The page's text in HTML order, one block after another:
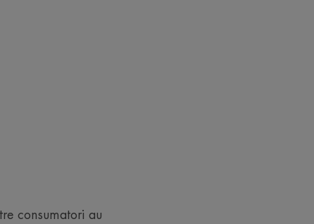
consumatori au